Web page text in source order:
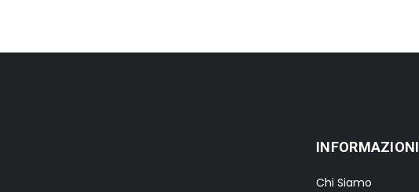
INFORMAZIONI
Chi Siamo